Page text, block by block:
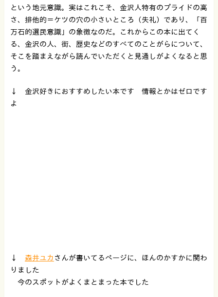
という地元意識。実はこれこそ、金沢人特有のプライドの高
さ、排他的＝ケツの穴の小さいところ（失礼）であり、「百
万石的選民意識」の象徴なのだ。これからこの本に出てく
る、金沢の人、街、歴史などのすべてのことがらについて、
そこを踏まえながら読んでいただくと見通しがよくなると思
う。
↓ 金沢好きにおすすめしたい本です 情報とかはゼロです
よ
↓ 森井ユカ さんが書いてるページに、ほんのかすかに関わ
りました
今のスポットがよくまとまった本でした